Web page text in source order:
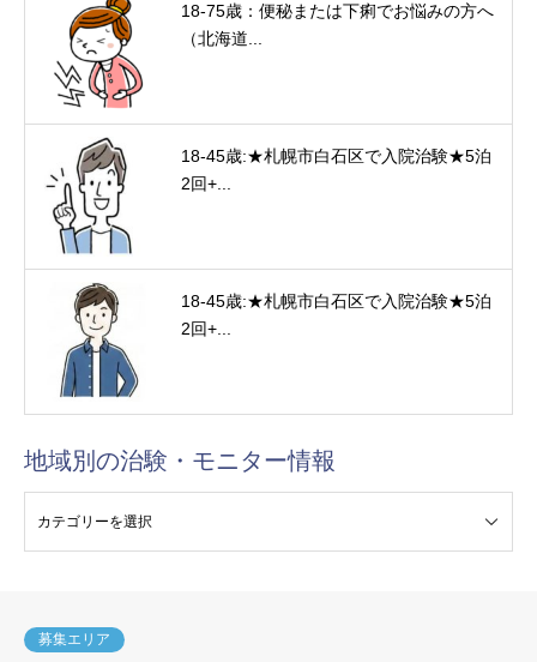
18-75歳：便秘または下痢でお悩みの方へ
（北海道...
18-45歳:★札幌市白石区で入院治験★5泊
2回+...
18-45歳:★札幌市白石区で入院治験★5泊
2回+...
地域別の治験・モニター情報
募集エリア